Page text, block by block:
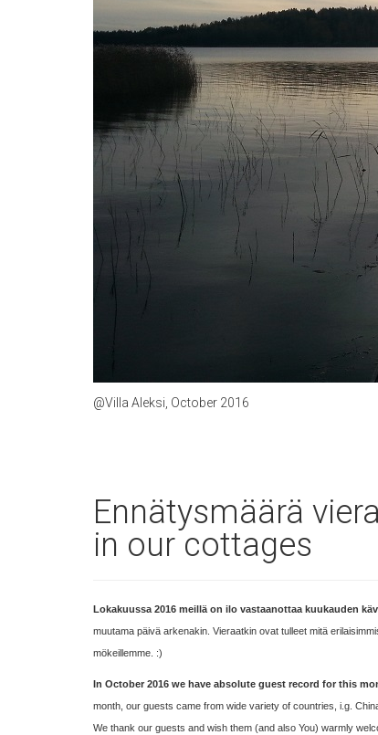
@Villa Aleksi, October 2016
Ennätysmäärä
in our cottages
Lokakuussa 2016 meillä on ilo vastaanottaa kuukauden
muutama päivä arkenakin. Vieraatkin ovat tulleet mitä
mökeillemme. :)
In October 2016 we have absolute guest record for this
month, our guests came from wide variety of countries, i.g.
We thank our guests and wish them (and also You) warmly